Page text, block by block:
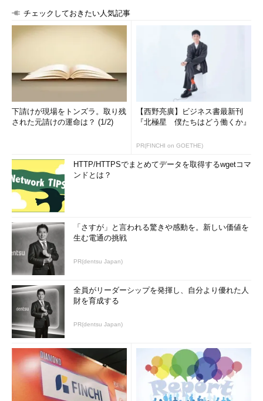
チェックしておきたい人気記事
下請けが現場をトンズラ。取り残
された元請けの運命は？ (1/2)
【西野亮廣】ビジネス書最新刊
『北極星 僕たちはどう働くか』
PR(FINCHI on GOETHE)
HTTP/HTTPSでまとめてデータを取得するwgetコマ
ンドとは？
「さすが」と言われる驚きや感動を。新しい価値を
生む電通の挑戦
PR(dentsu Japan)
全員がリーダーシップを発揮し、自分より優れた人
財を育成する
PR(dentsu Japan)